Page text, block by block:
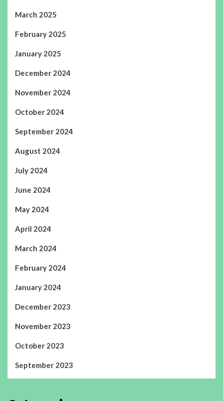
March 2025
February 2025
January 2025
December 2024
November 2024
October 2024
September 2024
August 2024
July 2024
June 2024
May 2024
April 2024
March 2024
February 2024
January 2024
December 2023
November 2023
October 2023
September 2023